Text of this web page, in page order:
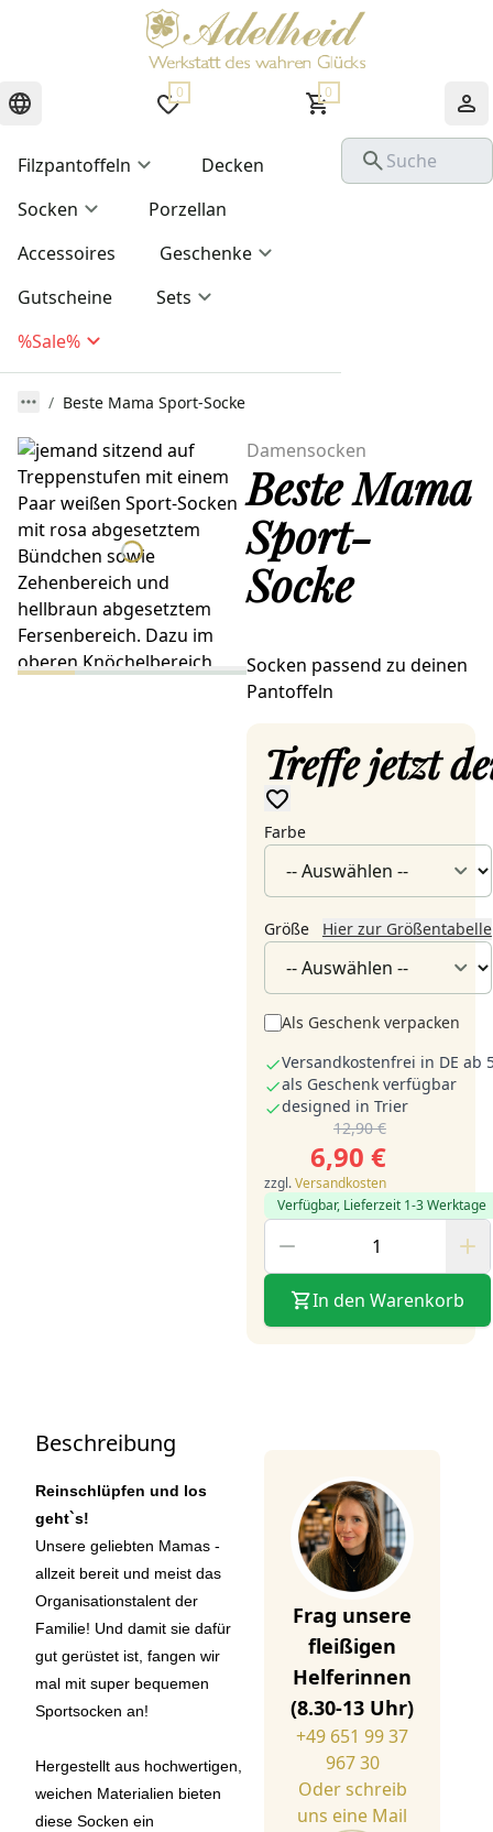
0 0
Filzpantoffeln
Decken
Socken
Porzellan
Accessoires
Geschenke
Gutscheine
Sets
%Sale%
Beste Mama Sport-Socke
Damensocken
Beste Mama
Sport-
Socke
Socken passend zu deinen
Pantoffeln
Treffe jetzt
Farbe
Größe Hier zur Größentabelle
Als Geschenk verpacken
Versandkostenfrei in DE ab
als Geschenk verfügbar
designed in Trier
12,90 €
6,90 €
zzgl.Versandkosten
Verfügbar, Lieferzeit 1-3 Werktage
In den Warenkorb
Beschreibung
Reinschlüpfen und los
geht`s!
Unsere geliebten Mamas -
allzeit bereit und meist das
Organisationstalent der
Familie! Und damit sie dafür
gut gerüstet ist, fangen wir
mal mit super bequemen
Sportsocken an!
Hergestellt aus hochwertigen,
weichen Materialien bieten
diese Socken ein
Frag unsere
fleißigen
Helferinnen
(8.30-13 Uhr)
+49 651 99 37
967 30
Oder schreib
uns eine Mail